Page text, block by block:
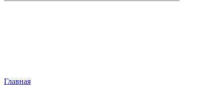
Главная